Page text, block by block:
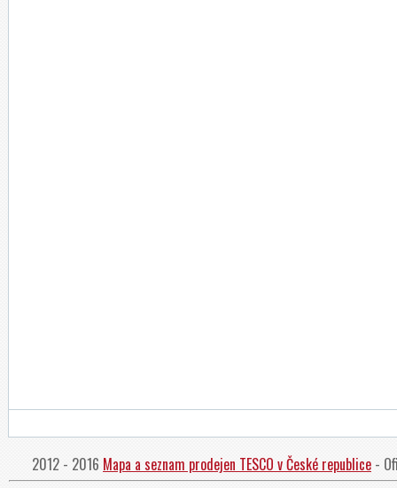
2012 - 2016 Mapa a seznam prodejen TESCO v České republice -